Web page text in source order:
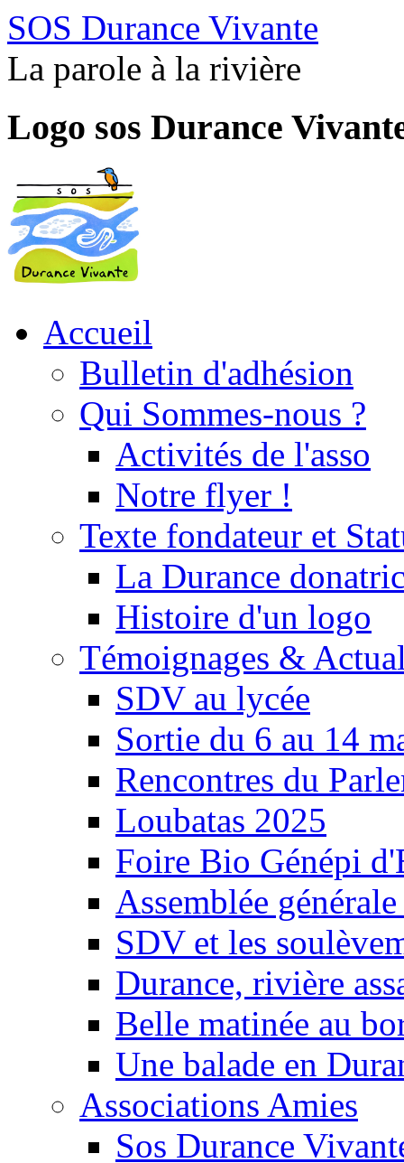
SOS Durance Vivante
La parole à la rivière
Logo sos Durance
Accueil
Bulletin d'adhésion
Qui Sommes-nous ?
Activités de l'asso
Notre flyer !
Texte fondateur et
La Durance
Histoire d'un logo
Témoignages &
SDV au lycée
Sortie du 6 au 14
Rencontres du
Loubatas 2025
Foire Bio Génépi
Assemblée
SDV et les
Durance, rivière
Belle matinée au
Une balade en
Associations Amies
Sos Durance